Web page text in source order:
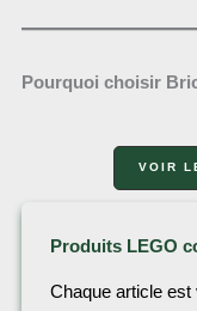
Pourquoi choisir
VOIR
Produits LEGO
Chaque article